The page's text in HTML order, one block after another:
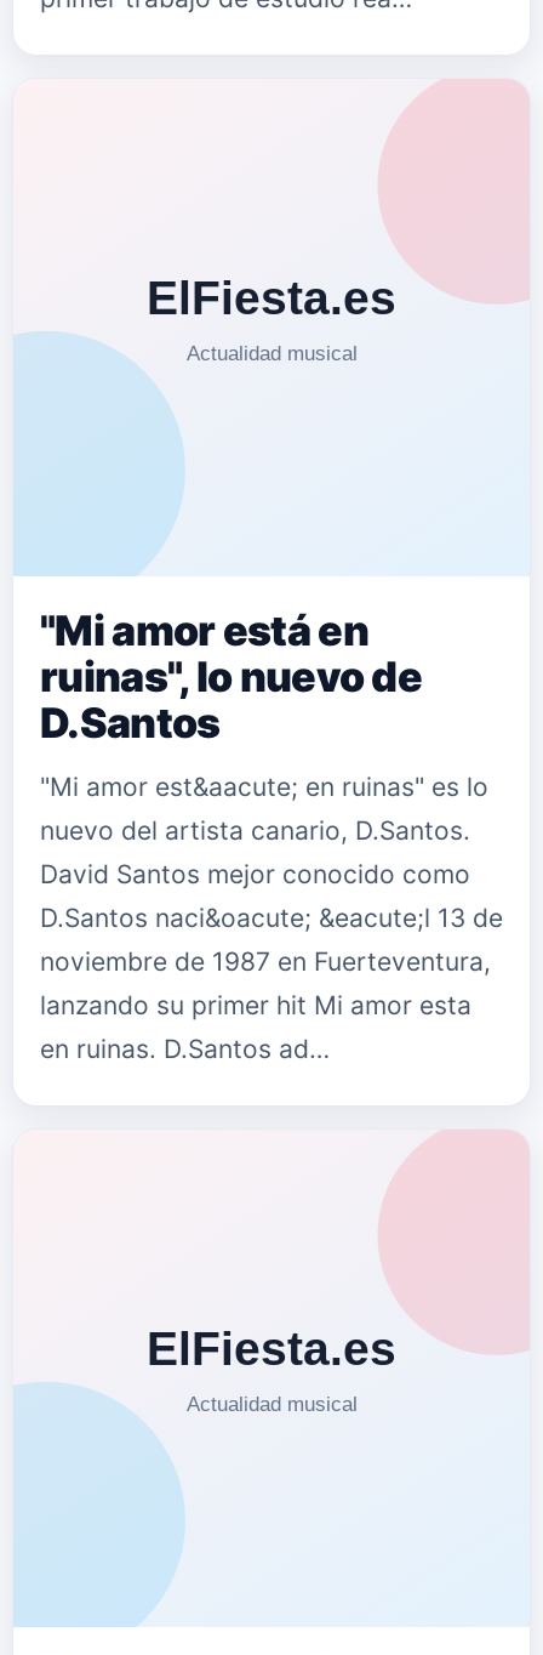
"Mi amor está en
ruinas", lo nuevo de
D.Santos
"Mi amor est&aacute; en ruinas" es lo
nuevo del artista canario, D.Santos.
David Santos mejor conocido como
D.Santos naci&oacute; &eacute;l 13 de
noviembre de 1987 en Fuerteventura,
lanzando su primer hit Mi amor esta
en ruinas. D.Santos ad…